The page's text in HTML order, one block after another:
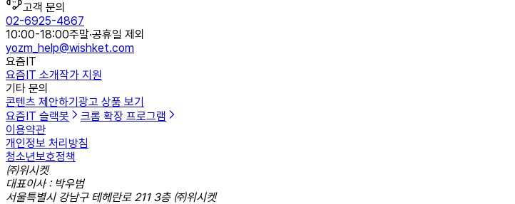
고객 문의
02-6925-4867
10:00-18:00주말·공휴일 제외
yozm_help@wishket.com
요즘IT
요즘IT 소개작가 지원
기타 문의
콘텐츠 제안하기 광고 상품 보기
요즘IT 슬랙봇
크롬 확장 프로그램
이용약관
개인정보 처리방침
청소년보호정책
㈜위시켓
대표이사 : 박우범
서울특별시 강남구 테헤란로 211 3층 ㈜위시켓